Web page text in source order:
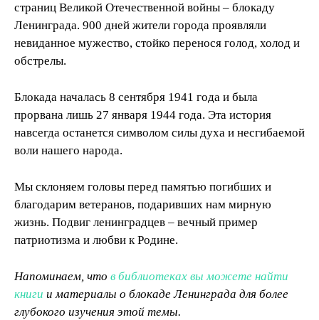
страниц Великой Отечественной войны – блокаду
Ленинграда. 900 дней жители города проявляли
невиданное мужество, стойко перенося голод, холод и
обстрелы.
Блокада началась 8 сентября 1941 года и была
прорвана лишь 27 января 1944 года. Эта история
навсегда останется символом силы духа и несгибаемой
воли нашего народа.
Мы склоняем головы перед памятью погибших и
благодарим ветеранов, подаривших нам мирную
жизнь. Подвиг ленинградцев – вечный пример
патриотизма и любви к Родине.
Напоминаем, что в библиотеках вы можете найти
книги и материалы о блокаде Ленинграда для более
глубокого изучения этой темы.